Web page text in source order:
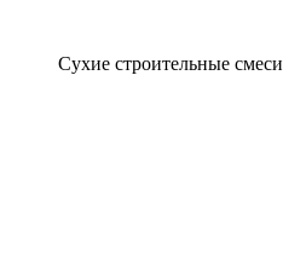
Сухие строительные смеси